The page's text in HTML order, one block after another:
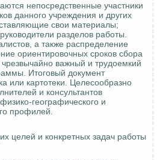
непосредственные участники
данного учреждения и других
свои материалы;
разделов работы.
а также распределение
ориентировочных сроков сбора
важный и трудоемкий
Итоговый документ
или картотеки. Целесообразно
и консультантов
географического и
профилей.
целей и конкретных задач работы